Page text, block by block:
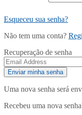
Esqueceu sua senha?
Não tem uma conta?
Recuperação de senha
Uma nova senha será
Recebeu uma nova